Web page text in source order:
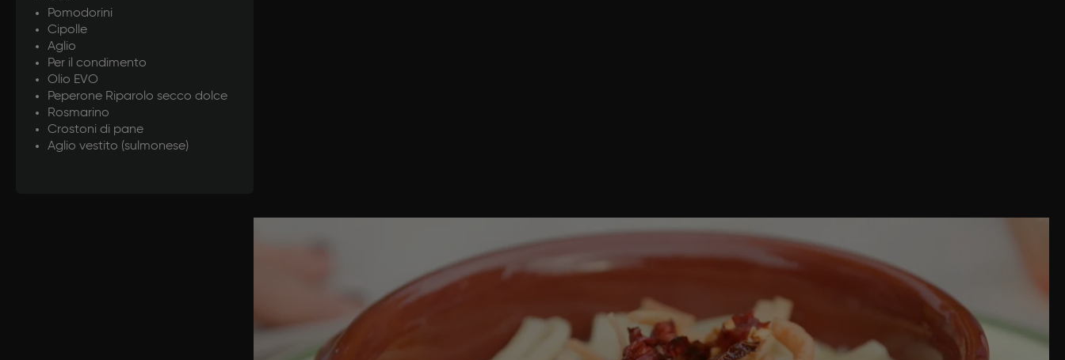
Pomodorini
Cipolle
Aglio
Per il condimento
Olio EVO
Peperone Riparolo secco dolce
Rosmarino
Crostoni di pane
Aglio vestito (sulmonese)
Versare la farina a fontana: aggiungere l’acqua e il sale. impastare fino ad ottenere una pasta liscia ed
omogenea. Stendere una sfoglia di 2-3 mm con il mattarello. Ricavare fasce strette 4 cm circa. Farle asciugare
Coprire con la semola. Sovrapporle e tagliare le sagne. Mettere a bagno i ceci per almeno 12 ore. Mettere a
cuocere a fiamma dolce per 4 ore e condire con cipolle, olio e pomodoro. A fine cottura frullare la metà dei ceci.